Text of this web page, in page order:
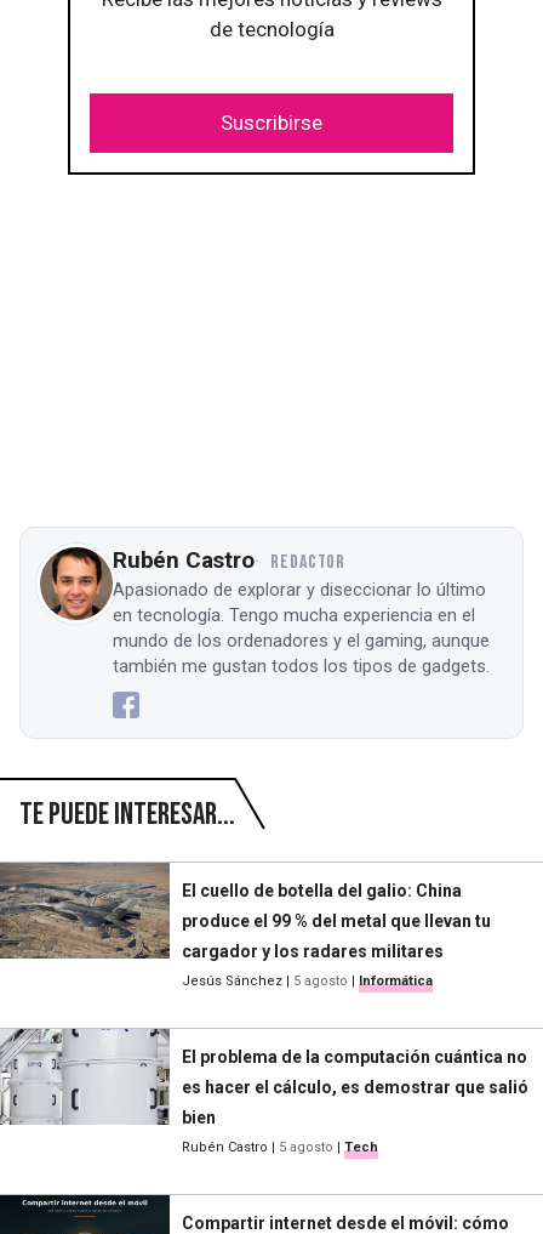
de tecnología
Suscribirse
Rubén Castro REDACTOR
Apasionado de explorar y diseccionar lo último
en tecnología. Tengo mucha experiencia en el
mundo de los ordenadores y el gaming, aunque
también me gustan todos los tipos de gadgets.
Te puede interesar...
El cuello de botella del galio: China
produce el 99 % del metal que llevan tu
cargador y los radares militares
Jesús Sánchez | 5 agosto | Informática
El problema de la computación cuántica no
es hacer el cálculo, es demostrar que salió
bien
Rubén Castro | 5 agosto | Tech
Compartir internet desde el móvil: cómo